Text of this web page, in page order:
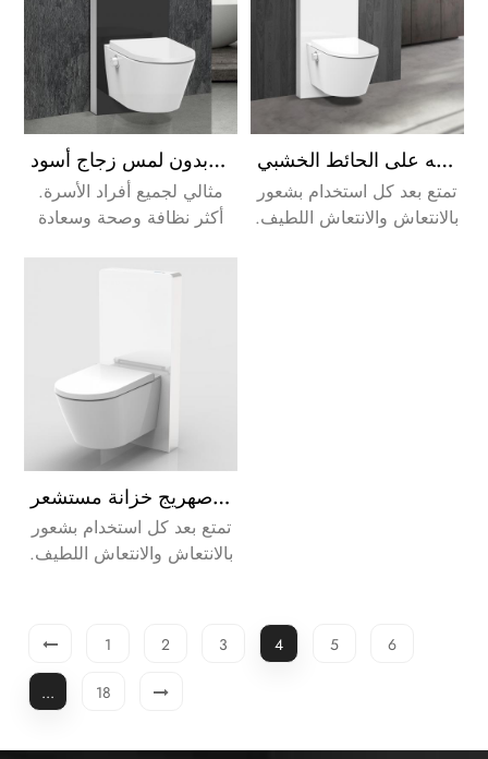
بيديه دش ذكي مع صهريج خزانة بدون لمس زجاج أسود
مثالي لجميع أفراد الأسرة.
أكثر نظافة وصحة وسعادة
مرحاض بيديه إلكتروني أبيض اللون مع صهريج خزانة يمكن تركيبه على الحائط الخشبي
تمتع بعد كل استخدام بشعور
بالانتعاش والانتعاش اللطيف.
مرحاض بيديه أبيض إلكتروني مع صهريج خزانة مستشعر
تمتع بعد كل استخدام بشعور
بالانتعاش والانتعاش اللطيف.
1 2 3 4 5 6
... 18